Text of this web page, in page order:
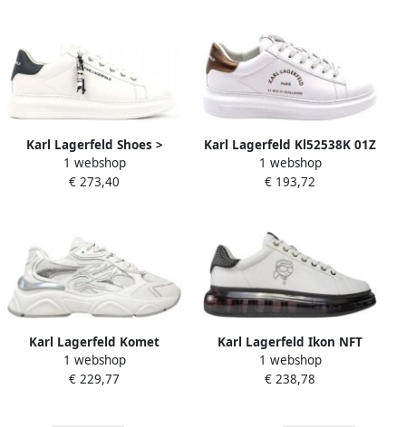
Karl Lagerfeld Shoes >
Sneakers
1 webshop
€ 273,40
Karl Lagerfeld Kl52538K 01Z
Sneakers
1 webshop
€ 193,72
Karl Lagerfeld Komet
Autograph Sneakers
1 webshop
€ 229,77
Karl Lagerfeld Ikon NFT
Kapri Kushion Sneakers
1 webshop
€ 238,78